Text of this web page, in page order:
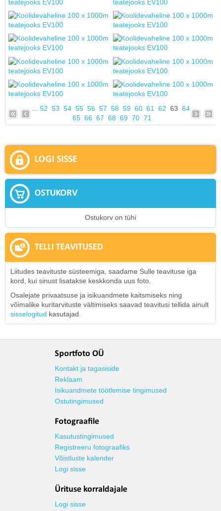
52 53 54 55 56 57 58 59 60 61 62 63 64
65 66 67 68 69 70 71
LOGI SISSE
OSTUKORV
Ostukorv on tühi
TELLI TEAVITUSED
Liitudes teavituste süsteemiga, saadame Sulle teavituse iga
kord, kui sinust lisatakse keskkonda uus foto.
Osalejate privaatsuse ja isikuandmete kaitsmiseks ning
võimalike kuritarvituste vältimiseks saavad teavitusi tellida ainult
sisselogitud kasutajad.
Sportfoto OÜ
Kontakt ja tagasiside
Reklaam
Isikuandmete töötlemise tingimused
Ostutingimused
Fotograafile
Kasutustingimused
Registreeru fotograafiks
Võistluste kalender
Logi sisse
Ürituse korraldajale
Logi sisse